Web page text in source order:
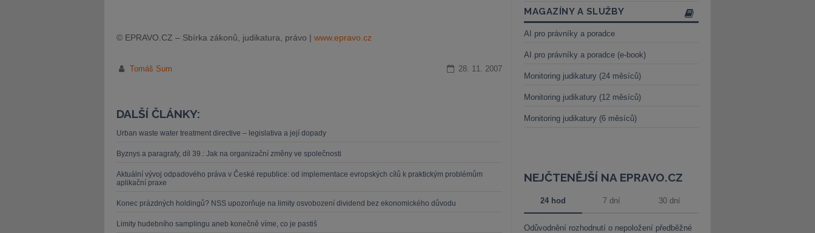
© EPRAVO.CZ – Sbírka zákonů, judikatura, právo | www.epravo.cz
Tomáš Sum 28. 11. 2007
DALŠÍ ČLÁNKY:
Urban waste water treatment directive – legislativa a její dopady
Byznys a paragrafy, díl 39.: Jak na organizační změny ve společnosti
Aktuální vývoj odpadového práva v České republice: od implementace evropských cílů k praktickým problémům
aplikační praxe
Konec prázdných holdingů? NSS upozorňuje na limity osvobození dividend bez ekonomického důvodu
Limity hudebního samplingu aneb konečně víme, co je pastiš
MAGAZÍNY A SLUŽBY
AI pro právníky a poradce
AI pro právníky a poradce (e-book)
Monitoring judikatury (24 měsíců)
Monitoring judikatury (12 měsíců)
Monitoring judikatury (6 měsíců)
NEJČTENĚJŠÍ NA EPRAVO.CZ
24 hod 7 dní 30 dní
Odůvodnění rozhodnutí o nepoložení předběžné